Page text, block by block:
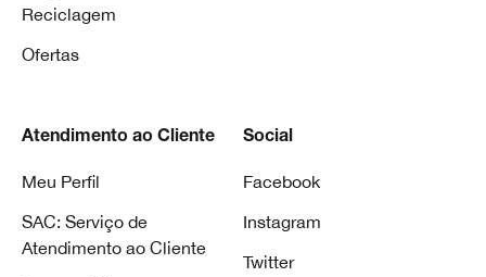
Reciclagem
Ofertas
Atendimento ao Cliente
Meu Perfil
SAC: Serviço de
Atendimento ao Cliente
Social
Facebook
Instagram
Twitter